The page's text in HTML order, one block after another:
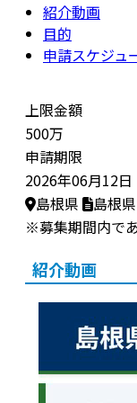
紹介動画
目的
申請スケジュ
上限金額
500万
申請期限
2026年06月12日
島根県
島根県
※募集期間内で
紹介動画